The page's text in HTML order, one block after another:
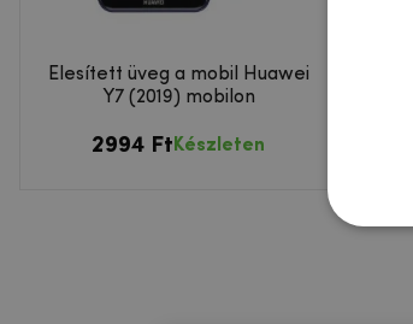
Élesített üveg a mobil Huawei
Y7 (2019) mobilon
2994 Ft Készleten